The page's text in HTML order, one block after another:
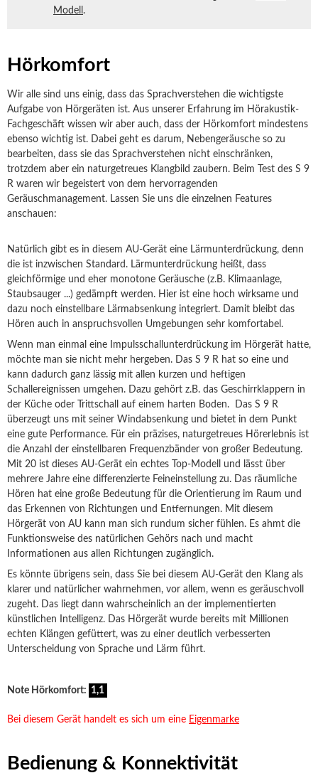
Modell .
Hörkomfort
Wir alle sind uns einig, dass das Sprachverstehen die wichtigste
Aufgabe von Hörgeräten ist. Aus unserer Erfahrung im Hörakustik-
Fachgeschäft wissen wir aber auch, dass der Hörkomfort mindestens
ebenso wichtig ist. Dabei geht es darum, Nebengeräusche so zu
bearbeiten, dass sie das Sprachverstehen nicht einschränken,
trotzdem aber ein naturgetreues Klangbild zaubern. Beim Test des S 9
R waren wir begeistert von dem hervorragenden
Geräuschmanagement. Lassen Sie uns die einzelnen Features
anschauen:
Natürlich gibt es in diesem AU-Gerät eine Lärmunterdrückung, denn
die ist inzwischen Standard. Lärmunterdrückung heißt, dass
gleichförmige und eher monotone Geräusche (z.B. Klimaanlage,
Staubsauger ...) gedämpft werden. Hier ist eine hoch wirksame und
dazu noch einstellbare Lärmabsenkung integriert. Damit bleibt das
Hören auch in anspruchsvollen Umgebungen sehr komfortabel.
Wenn man einmal eine Impulsschallunterdrückung im Hörgerät hatte,
möchte man sie nicht mehr hergeben. Das S 9 R hat so eine und
kann dadurch ganz lässig mit allen kurzen und heftigen
Schallereignissen umgehen. Dazu gehört z.B. das Geschirrklappern in
der Küche oder Trittschall auf einem harten Boden. Das S 9 R
überzeugt uns mit seiner Windabsenkung und bietet in dem Punkt
eine gute Performance. Für ein präzises, naturgetreues Hörerlebnis ist
die Anzahl der einstellbaren Frequenzbänder von großer Bedeutung.
Mit 20 ist dieses AU-Gerät ein echtes Top-Modell und lässt über
mehrere Jahre eine differenzierte Feineinstellung zu. Das räumliche
Hören hat eine große Bedeutung für die Orientierung im Raum und
das Erkennen von Richtungen und Entfernungen. Mit diesem
Hörgerät von AU kann man sich rundum sicher fühlen. Es ahmt die
Funktionsweise des natürlichen Gehörs nach und macht
Informationen aus allen Richtungen zugänglich.
Es könnte übrigens sein, dass Sie bei diesem AU-Gerät den Klang als
klarer und natürlicher wahrnehmen, vor allem, wenn es geräuschvoll
zugeht. Das liegt dann wahrscheinlich an der implementierten
künstlichen Intelligenz. Das Hörgerät wurde bereits mit Millionen
echten Klängen gefüttert, was zu einer deutlich verbesserten
Unterscheidung von Sprache und Lärm führt.
Note Hörkomfort: 1,1
Bei diesem Gerät handelt es sich um eine Eigenmarke
Bedienung & Konnektivität